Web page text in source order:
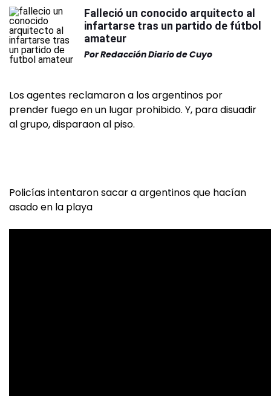
Falleció un conocido arquitecto al
infartarse tras un partido de fútbol
amateur
PorRedacción Diario de Cuyo
Los agentes reclamaron a los argentinos por
prender fuego en un lugar prohibido. Y, para disuadir
al grupo, disparaon al piso.
Policías intentaron sacar a argentinos que hacían
asado en la playa